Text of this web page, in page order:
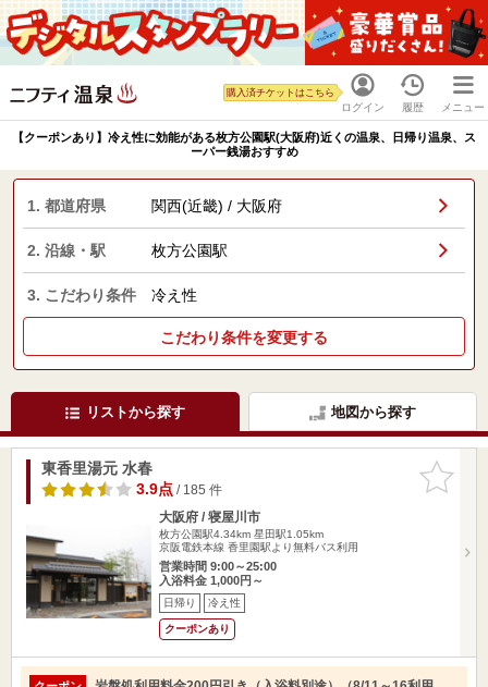
ログイン
購入済チケットはこちら
履歴 メニュー
【クーポンあり】冷え性に効能がある枚方公園駅(大阪府)近くの温泉、日帰り温泉、ス
ーパー銭湯おすすめ
1. 都道府県 関西(近畿) / 大阪府
2. 沿線・駅 枚方公園駅
3. こだわり条件 冷え性
こだわり条件を変更する
リストから探す 地図から探す
お気に入
りに追加
東香里湯元 水春
3.9点/ 185 件
大阪府 / 寝屋川市
枚方公園駅4.34km 星田駅1.05km
京阪電鉄本線 香里園駅より無料バス利用
営業時間 9:00～25:00
入浴料金 1,000円～
日帰り 冷え性
クーポンあり